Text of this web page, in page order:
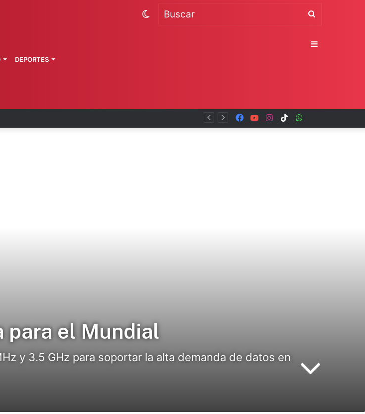
ciclosporiasis TikTok
Instagram
YouTube
Facebook
DEPORTES
Buscar
Switch
Sidebar
para el Mundial
y 3.5 GHz para soportar la alta demanda de datos en